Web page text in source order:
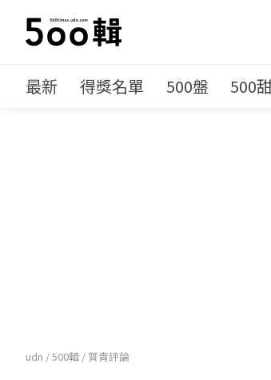
最新 得獎名單 500盤 500
udn /500輯 / 質青評論